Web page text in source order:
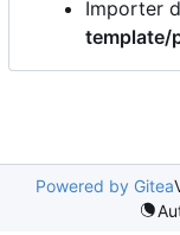
Importer
template/
Powered by Gitea